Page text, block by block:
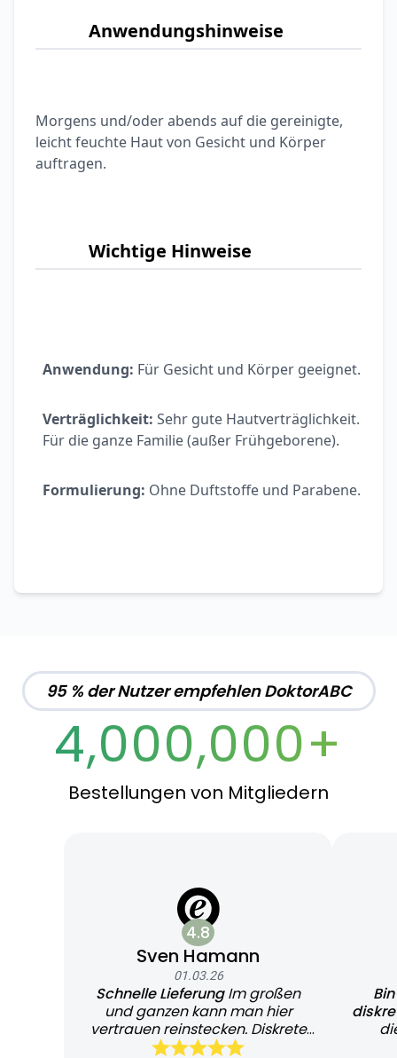
Anwendungshinweise
Morgens und/oder abends auf die gereinigte,
leicht feuchte Haut von Gesicht und Körper
auftragen.
Wichtige Hinweise
Anwendung: Für Gesicht und Körper geeignet.
Verträglichkeit: Sehr gute Hautverträglichkeit.
Für die ganze Familie (außer Frühgeborene).
Formulierung: Ohne Duftstoffe und Parabene.
95 % der Nutzer empfehlen DoktorABC
4,000,000+
Bestellungen von Mitgliedern
4.8
Sven Hamann
01.03.26
Schnelle LieferungIm großen
und ganzen kann man hier
vertrauen reinstecken. Diskrete
und schnelle Lieferung